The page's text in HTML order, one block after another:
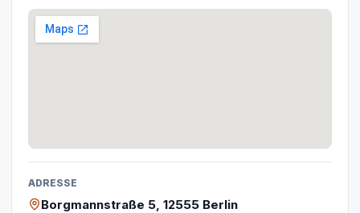
ADRESSE
Borgmannstraße 5, 12555 Berlin